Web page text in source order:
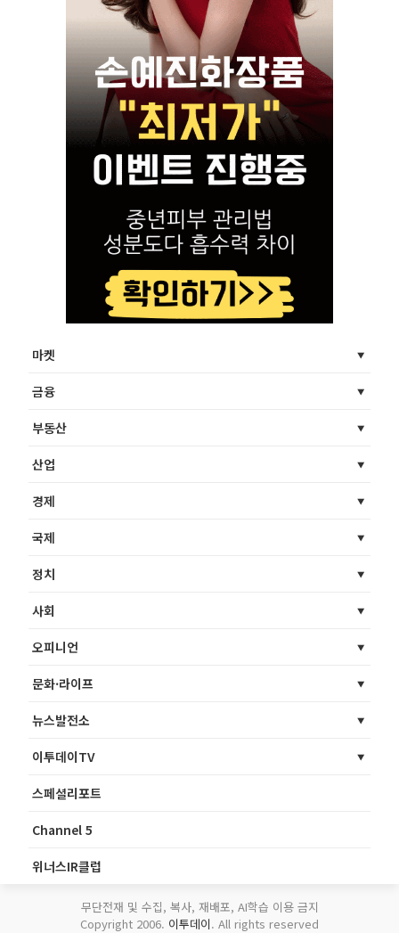
마켓
금융
부동산
산업
경제
국제
정치
사회
오피니언
문화·라이프
뉴스발전소
이투데이TV
스페셜리포트
Channel 5
위너스IR클럽
무단전재 및 수집, 복사, 재배포, AI학습 이용 금지
Copyright 2006. 이투데이. All rights reserved